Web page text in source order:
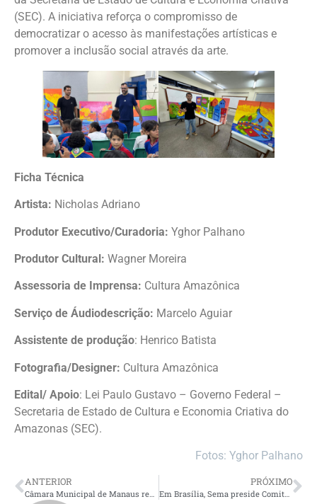
(SEC). A iniciativa reforça o compromisso de
democratizar o acesso às manifestações artísticas e
promover a inclusão social através da arte.
Ficha Técnica
Artista: Nicholas Adriano
Produtor Executivo/Curadoria: Yghor Palhano
Produtor Cultural: Wagner Moreira
Assessoria de Imprensa: Cultura Amazônica
Serviço de Áudiodescrição: Marcelo Aguiar
Assistente de produção: Henrico Batista
Fotografia/Designer: Cultura Amazônica
Edital/ Apoio: Lei Paulo Gustavo – Governo Federal –
Secretaria de Estado de Cultura e Economia Criativa do
Amazonas (SEC).
Fotos: Yghor Palhano
ANTERIOR PRÓXIMO
Em Brasília, Sema preside Comitê Nacional Tripartite e participa de reuniões estratégicas sobre regularização ambiental